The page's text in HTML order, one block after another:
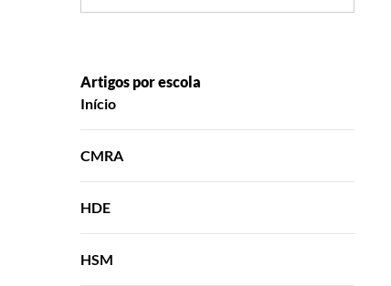
Artigos por escola
Início
CMRA
HDE
HSM